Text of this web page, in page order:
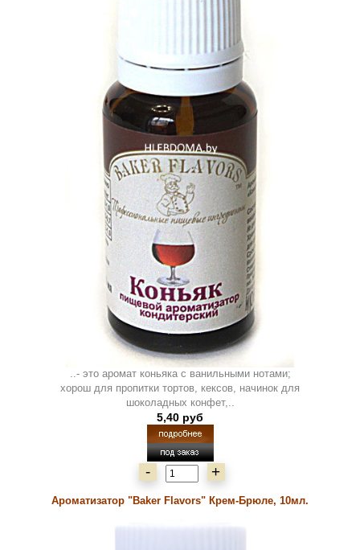
..- это аромат коньяка с ванильными нотами;
хорош для пропитки тортов, кексов, начинок для
шоколадных конфет,..
5,40 руб
- +
Ароматизатор "Baker Flavors" Крем-Брюле, 10мл.